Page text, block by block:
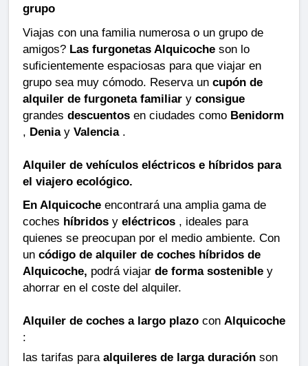
grupo
Viajas con una familia numerosa o un grupo de
amigos? Las furgonetas Alquicoche son lo
suficientemente espaciosas para que viajar en
grupo sea muy cómodo. Reserva un cupón de
alquiler de furgoneta familiar y consigue
grandes descuentos en ciudades como Benidorm
, Deniay Valencia.
Alquiler de vehículos eléctricos e híbridos para
el viajero ecológico.
En Alquicoche encontrará una amplia gama de
coches híbridos y eléctricos , ideales para
quienes se preocupan por el medio ambiente. Con
un código de alquiler de coches híbridos de
Alquicoche, podrá viajar de forma sostenible y
ahorrar en el coste del alquiler.
Alquiler de coches a largo plazo con Alquicoche
:
las tarifas para alquileres de larga duración son